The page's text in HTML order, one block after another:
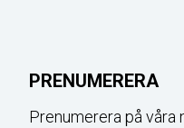
PRENUMERERA
Prenumerera på våra